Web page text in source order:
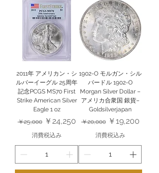
2011年 アメリカン・シ
ルバーイーグル 25周年
記念PCGS MS70 First
Strike American Silver
Eagle 1 oz
通常価格
￥25,000 セール価格
￥24,250
消費税込み
1902-O モルガン・シル
バードル 1902-O
Morgan Silver Dollar –
アメリカ合衆国 銀貨–
Goldsilverjapan
通常価格
￥20,000 セール価格
￥19,200
消費税込み